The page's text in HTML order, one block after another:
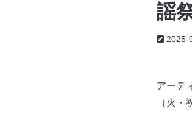
謡
2025-
アーテ
（火・